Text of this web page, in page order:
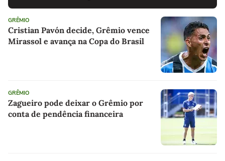
GRÊMIO
Cristian Pavón decide, Grêmio vence
Mirassol e avança na Copa do Brasil
GRÊMIO
Zagueiro pode deixar o Grêmio por
conta de pendência financeira